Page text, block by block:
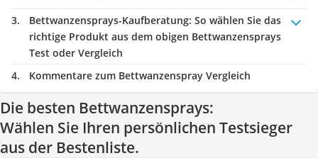
Bettwanzensprays-Kaufberatung: So wählen Sie das
richtige Produkt aus dem obigen Bettwanzensprays
Test oder Vergleich
Kommentare zum Bettwanzenspray Vergleich
Die besten Bettwanzensprays:
Wählen Sie Ihren persönlichen Testsieger
aus der Bestenliste.